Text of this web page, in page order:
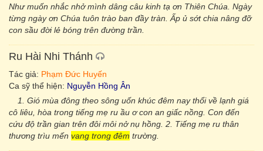
Như muốn nhắc nhở mình dâng câu kinh tạ ơn Thiên Chúa. Ngày
từng ngày ơn Chúa tuôn trào ban đầy tràn. Ấp ủ sớt chia nâng đỡ
con sầu đời lẻ bóng trên đường trần.
Ru Hài Nhi Thánh
Tác giả: Phạm Đức Huyến
Ca sỹ thể hiện: Nguyễn Hồng Ân
1. Gió mùa đông theo sông uốn khúc đêm nay thổi về lạnh giá
cô liêu, hòa trong tiếng mẹ ru ầu ơ con an giấc nồng. Con đến
cứu độ trần gian trên đôi môi nở nụ hồng. 2. Tiếng mẹ ru thân
thương trìu mến vang trong đêm trường.